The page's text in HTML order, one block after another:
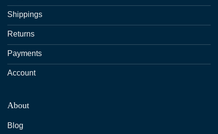
Shippings
Returns
Payments
Account
About
Blog